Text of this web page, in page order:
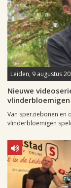
Leiden, 9 augustus
Nieuwe
Van sperziebonen en
vlinderbloemigen